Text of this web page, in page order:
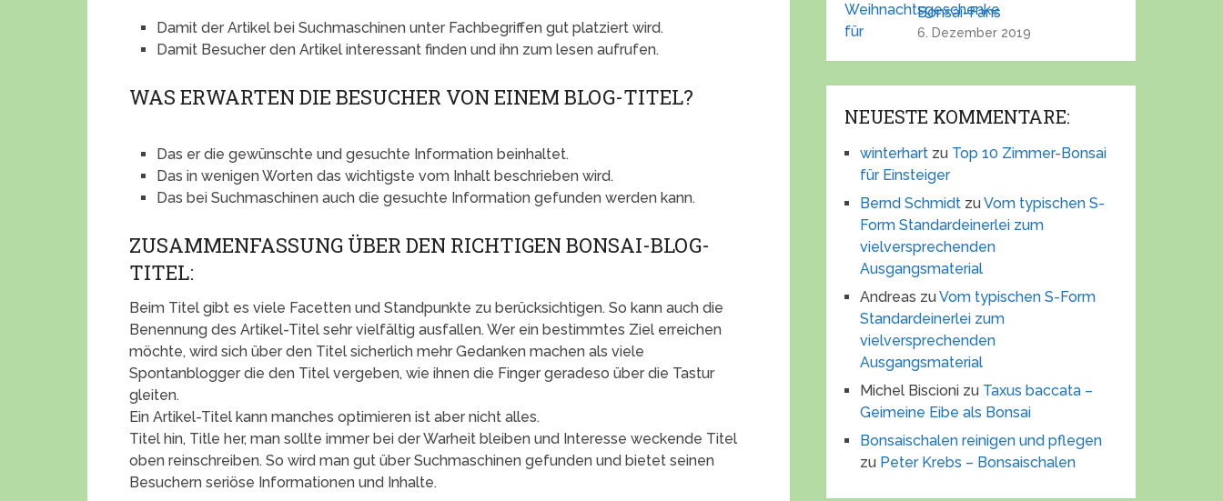
Damit der Artikel bei Suchmaschinen unter Fachbegriffen gut platziert wird.
Damit Besucher den Artikel interessant finden und ihn zum lesen aufrufen.
WAS ERWARTEN DIE BESUCHER VON EINEM BLOG-TITEL?
Das er die gewünschte und gesuchte Information beinhaltet.
Das in wenigen Worten das wichtigste vom Inhalt beschrieben wird.
Das bei Suchmaschinen auch die gesuchte Information gefunden werden kann.
ZUSAMMENFASSUNG ÜBER DEN RICHTIGEN BONSAI-BLOG-
TITEL:
Beim Titel gibt es viele Facetten und Standpunkte zu berücksichtigen. So kann auch die
Benennung des Artikel-Titel sehr vielfältig ausfallen. Wer ein bestimmtes Ziel erreichen
möchte, wird sich über den Titel sicherlich mehr Gedanken machen als viele
Spontanblogger die den Titel vergeben, wie ihnen die Finger geradeso über die Tastur
gleiten.
Ein Artikel-Titel kann manches optimieren ist aber nicht alles.
Titel hin, Title her, man sollte immer bei der Warheit bleiben und Interesse weckende Titel
oben reinschreiben. So wird man gut über Suchmaschinen gefunden und bietet seinen
Besuchern seriöse Informationen und Inhalte.
Bonsai-Fans
6. Dezember 2019
NEUESTE KOMMENTARE:
winterhart zu Top 10 Zimmer-Bonsai
für Einsteiger
Bernd Schmidt zuVom typischen S-
Form Standardeinerlei zum
vielversprechenden
Ausgangsmaterial
Andreas zuVom typischen S-Form
Standardeinerlei zum
vielversprechenden
Ausgangsmaterial
Michel Biscioni zu Taxus baccata –
Geimeine Eibe als Bonsai
Bonsaischalen reinigen und pflegen
zu Peter Krebs – Bonsaischalen